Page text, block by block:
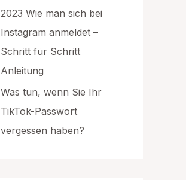
2023 Wie man sich bei
Instagram anmeldet –
Schritt für Schritt
Anleitung
Was tun, wenn Sie Ihr
TikTok-Passwort
vergessen haben?